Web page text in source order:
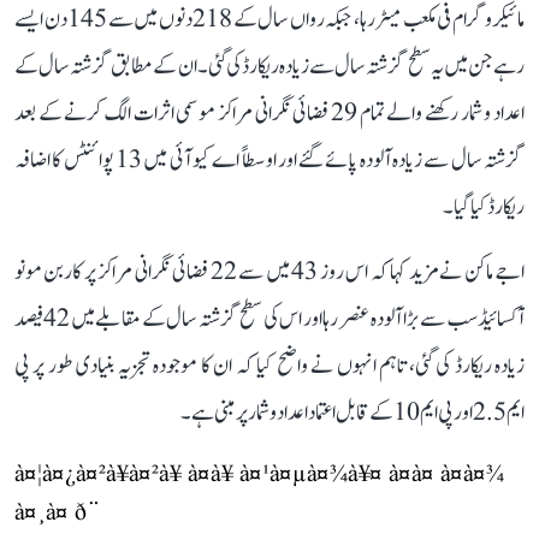
مائیکروگرام فی مکعب میٹر رہا، جبکہ رواں سال کے 218 دنوں میں سے 145 دن ایسے
رہے جن میں یہ سطح گزشتہ سال سے زیادہ ریکارڈ کی گئی۔ ان کے مطابق گزشتہ سال کے
اعداد و شمار رکھنے والے تمام 29 فضائی نگرانی مراکز موسمی اثرات الگ کرنے کے بعد
گزشتہ سال سے زیادہ آلودہ پائے گئے اور اوسطاً اے کیو آئی میں 13 پوائنٹس کا اضافہ
ریکارڈ کیا گیا۔
اجے ماکن نے مزید کہا کہ اس روز 43 میں سے 22 فضائی نگرانی مراکز پر کاربن مونو
آکسائیڈ سب سے بڑا آلودہ عنصر رہا اور اس کی سطح گزشتہ سال کے مقابلے میں 42 فیصد
زیادہ ریکارڈ کی گئی، تاہم انہوں نے واضح کیا کہ ان کا موجودہ تجزیہ بنیادی طور پر پی
ایم 2.5 اور پی ایم 10 کے قابل اعتماد اعداد و شمار پر مبنی ہے۔
à¤¦à¤¿à¤²à¥à¤²à¥ à¤à¥ à¤¹à¤µà¤¾à¥¤ à¤à¤ à¤à¤¾
à¤¸à¤ ð¨